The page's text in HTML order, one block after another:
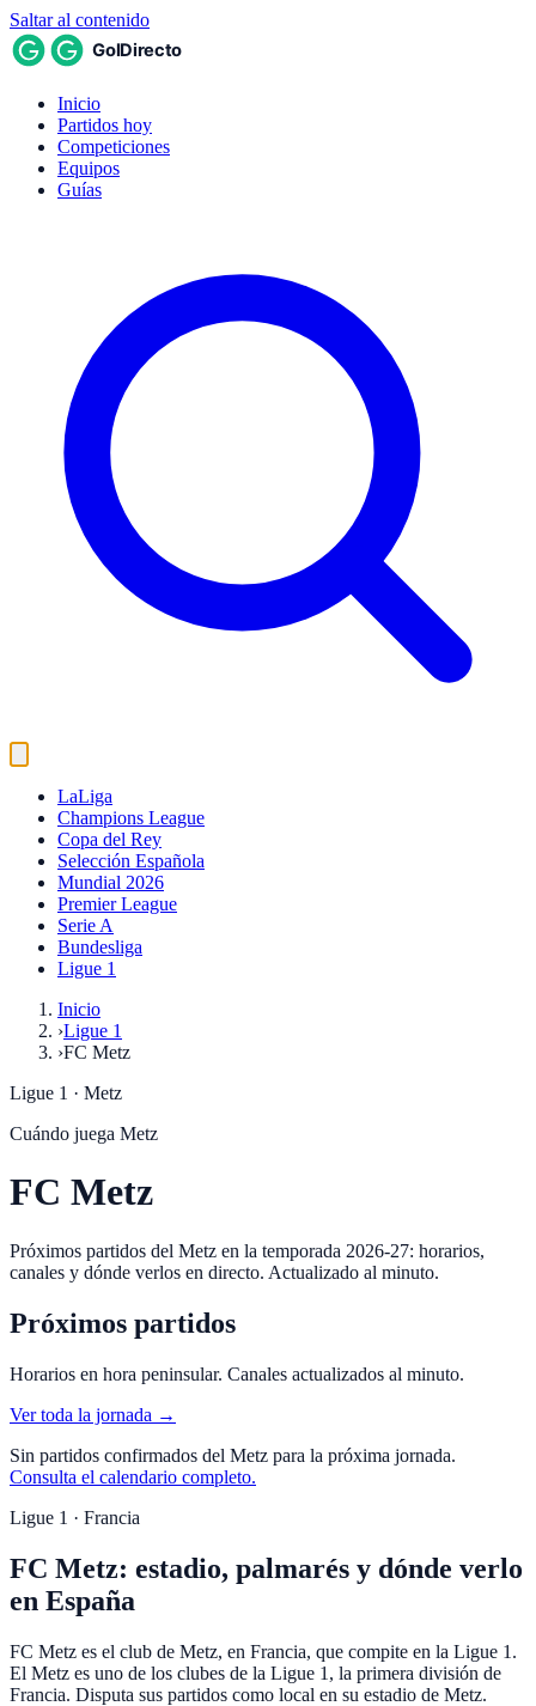
Saltar al contenido
Inicio
Partidos hoy
Competiciones
Equipos
Guías
LaLiga
Champions League
Copa del Rey
Selección Española
Mundial 2026
Premier League
Serie A
Bundesliga
Ligue 1
Inicio
›Ligue 1
›FC Metz
Ligue 1 · Metz
Cuándo juega Metz
FC Metz
Próximos partidos del Metz en la temporada 2026-27: horarios,
canales y dónde verlos en directo. Actualizado al minuto.
Próximos partidos
Horarios en hora peninsular. Canales actualizados al minuto.
Ver toda la jornada →
Sin partidos confirmados del Metz para la próxima jornada.
Consulta el calendario completo.
Ligue 1 · Francia
FC Metz: estadio, palmarés y dónde verlo
en España
FC Metz es el club de Metz, en Francia, que compite en la Ligue 1.
El Metz es uno de los clubes de la Ligue 1, la primera división de
Francia. Disputa sus partidos como local en su estadio de Metz.